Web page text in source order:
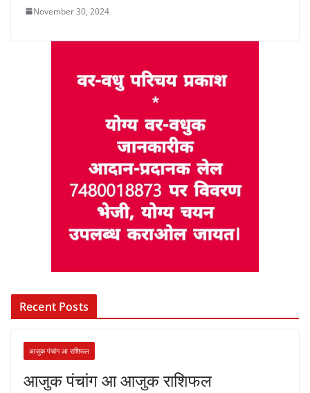
November 30, 2024
Recent Posts
आजुक पंचांग आ राशिफल
आजुक पंचांग आ आजुक राशिफल